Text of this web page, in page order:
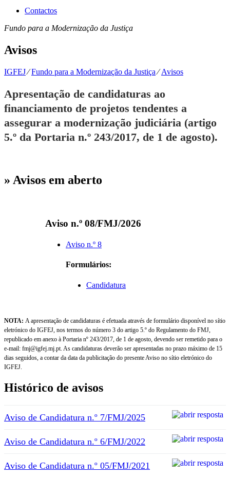
Contactos
Fundo para a Modernização da Justiça
Avisos
IGFEJ⁄Fundo para a Modernização da Justiça⁄Avisos
Apresentação de candidaturas ao
financiamento de projetos tendentes a
assegurar a modernização judiciária (artigo
5.º da Portaria n.º 243/2017, de 1 de agosto).
» Avisos em aberto
Aviso n.º 08/FMJ/2026
Aviso n.º 8
Formulários:
Candidatura
NOTA: A apresentação de candidaturas é efetuada através de formulário disponível no sítio
eletrónico do IGFEJ, nos termos do número 3 do artigo 5.º do Regulamento do FMJ,
republicado em anexo à Portaria nº 243/2017, de 1 de agosto, devendo ser remetido para o
e-mail: fmj@igfej.mj.pt. As candidaturas deverão ser apresentadas no prazo máximo de 15
dias seguidos, a contar da data da publicitação do presente Aviso no sítio eletrónico do
IGFEJ.
Histórico de avisos
Aviso de Candidatura n.º 7/FMJ/2025
Aviso de Candidatura n.º 6/FMJ/2022
Aviso de Candidatura n.º 05/FMJ/2021